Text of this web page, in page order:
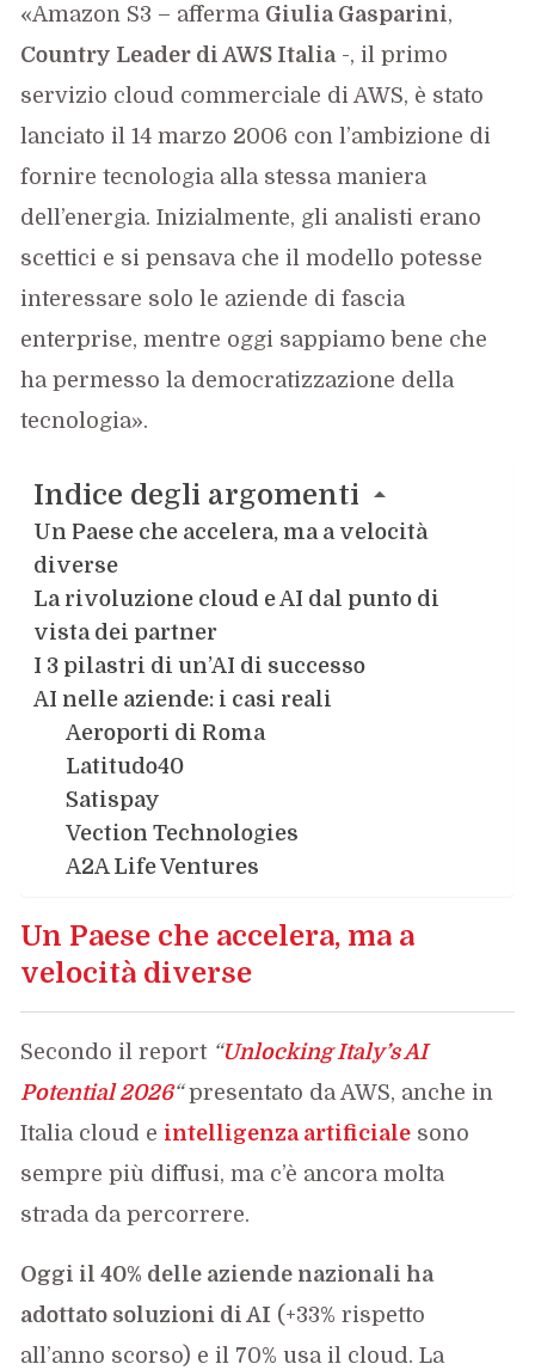
«Amazon S3 – afferma Giulia Gasparini,
Country Leader di AWS Italia -, il primo
servizio cloud commerciale di AWS, è stato
lanciato il 14 marzo 2006 con l’ambizione di
fornire tecnologia alla stessa maniera
dell’energia. Inizialmente, gli analisti erano
scettici e si pensava che il modello potesse
interessare solo le aziende di fascia
enterprise, mentre oggi sappiamo bene che
ha permesso la democratizzazione della
tecnologia».
Indice degli argomenti
Un Paese che accelera, ma a velocità
diverse
La rivoluzione cloud e AI dal punto di
vista dei partner
I 3 pilastri di un’AI di successo
AI nelle aziende: i casi reali
Aeroporti di Roma
Latitudo40
Satispay
Vection Technologies
A2A Life Ventures
Un Paese che accelera, ma a
velocità diverse
Secondo il report “Unlocking Italy’s AI
Potential 2026“presentato da AWS, anche in
Italia cloud e intelligenza artificiale sono
sempre più diffusi, ma c’è ancora molta
strada da percorrere.
Oggi il 40% delle aziende nazionali ha
adottato soluzioni di AI (+33% rispetto
all’anno scorso) e il 70% usa il cloud. La